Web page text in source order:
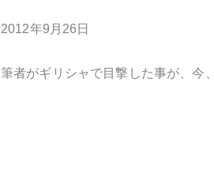
2012年9月26日
筆者がギリシャで目撃した事が、今